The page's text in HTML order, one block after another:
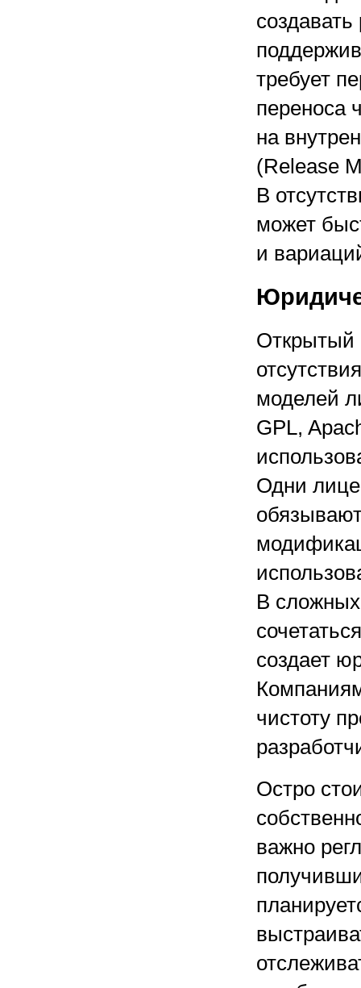
требует
переноса
на
(Release
В
может
и
Открытый
моделей
GPL,
Одни
В
создает
чистоту
Остро
важно